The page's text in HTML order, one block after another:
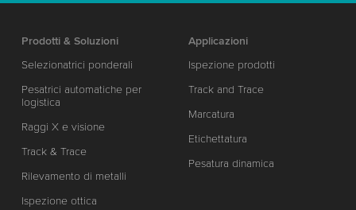
Prodotti & Soluzioni
Selezionatrici ponderali
Pesatrici automatiche per
logistica
Raggi X e visione
Track & Trace
Rilevamento di metalli
Ispezione ottica
Applicazioni
Ispezione prodotti
Track and Trace
Marcatura
Etichettatura
Pesatura dinamica